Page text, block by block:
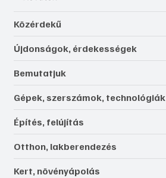
Közérdekű
Újdonságok, érdekességek
Bemutatjuk
Gépek, szerszámok, technológiák
Építés, felújítás
Otthon, lakberendezés
Kert, növényápolás